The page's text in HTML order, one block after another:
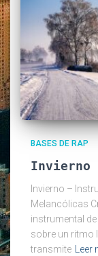
BASES DE RAP
Invierno
Invierno –
Melancólicas
instrumental
sobre un ritmo
transmite Leer